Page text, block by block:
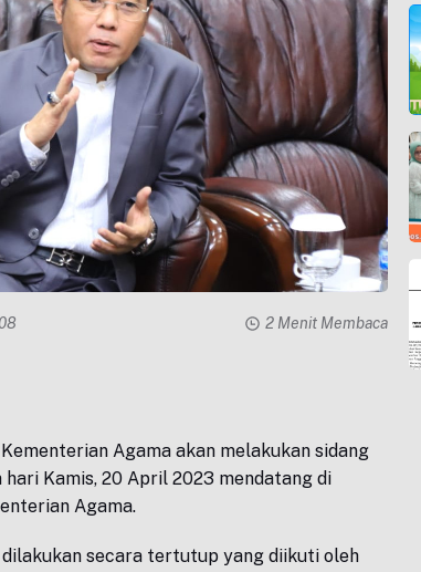
2 Menit Membaca
Agama akan melakukan sidang
Kamis, 20 April 2023 mendatang di
Agama.
secara tertutup yang diikuti oleh